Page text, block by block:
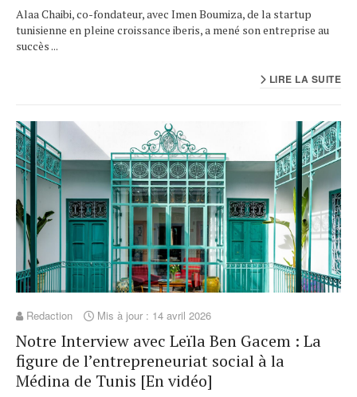
Alaa Chaibi, co-fondateur, avec Imen Boumiza, de la startup
tunisienne en pleine croissance iberis, a mené son entreprise au
succès ...
LIRE LA SUITE
Redaction Mis à jour : 14 avril 2026
Notre Interview avec Leïla Ben Gacem : La
figure de l’entrepreneuriat social à la
Médina de Tunis [En vidéo]